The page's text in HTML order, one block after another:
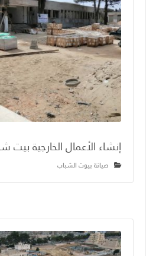
إنشاء الأعمال الخارجية
صيانة بيوت الشباب